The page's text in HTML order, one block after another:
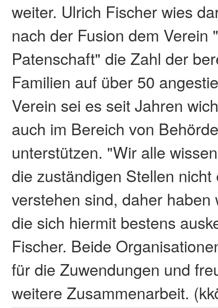
weiter. Ulrich Fischer wies
nach der Fusion dem Verein
Patenschaft" die Zahl der
Familien auf über 50
Verein sei es seit Jahren
auch im Bereich von
unterstützen. "Wir alle
die zuständigen Stellen nicht
verstehen sind, daher haben
die sich hiermit bestens
Fischer. Beide
für die Zuwendungen und
weitere Zusammenarbeit.